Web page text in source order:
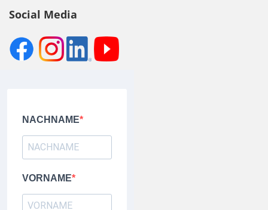
Social Media
NACHNAME
VORNAME